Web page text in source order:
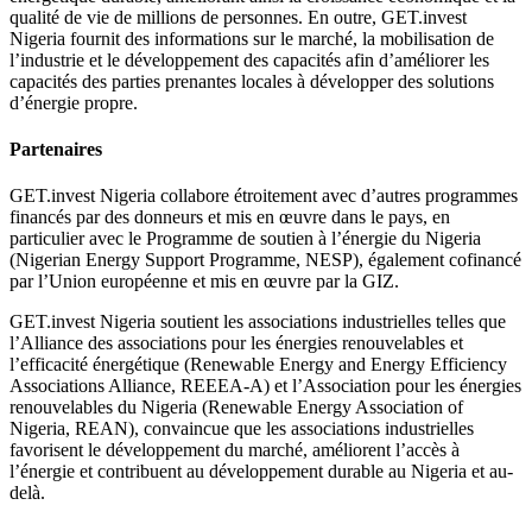
qualité de vie de millions de personnes. En outre, GET.invest
Nigeria fournit des informations sur le marché, la mobilisation de
l’industrie et le développement des capacités afin d’améliorer les
capacités des parties prenantes locales à développer des solutions
d’énergie propre.
Partenaires
GET.invest Nigeria collabore étroitement avec d’autres programmes
financés par des donneurs et mis en œuvre dans le pays, en
particulier avec le Programme de soutien à l’énergie du Nigeria
(Nigerian Energy Support Programme, NESP), également cofinancé
par l’Union européenne et mis en œuvre par la GIZ.
GET.invest Nigeria soutient les associations industrielles telles que
l’Alliance des associations pour les énergies renouvelables et
l’efficacité énergétique (Renewable Energy and Energy Efficiency
Associations Alliance, REEEA-A) et l’Association pour les énergies
renouvelables du Nigeria (Renewable Energy Association of
Nigeria, REAN), convaincue que les associations industrielles
favorisent le développement du marché, améliorent l’accès à
l’énergie et contribuent au développement durable au Nigeria et au-
delà.